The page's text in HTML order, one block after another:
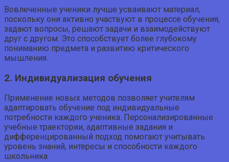
Вовлеченные ученики лучше усваивают материал,
поскольку они активно участвуют в процессе обучения,
задают вопросы, решают задачи и взаимодействуют
друг с другом. Это способствует более глубокому
пониманию предмета и развитию критического
мышления.
2. Индивидуализация обучения
Применение новых методов позволяет учителям
адаптировать обучение под индивидуальные
потребности каждого ученика. Персонализированные
учебные траектории, адаптивные задания и
дифференцированный подход помогают учитывать
уровень знаний, интересы и способности каждого
школьника.